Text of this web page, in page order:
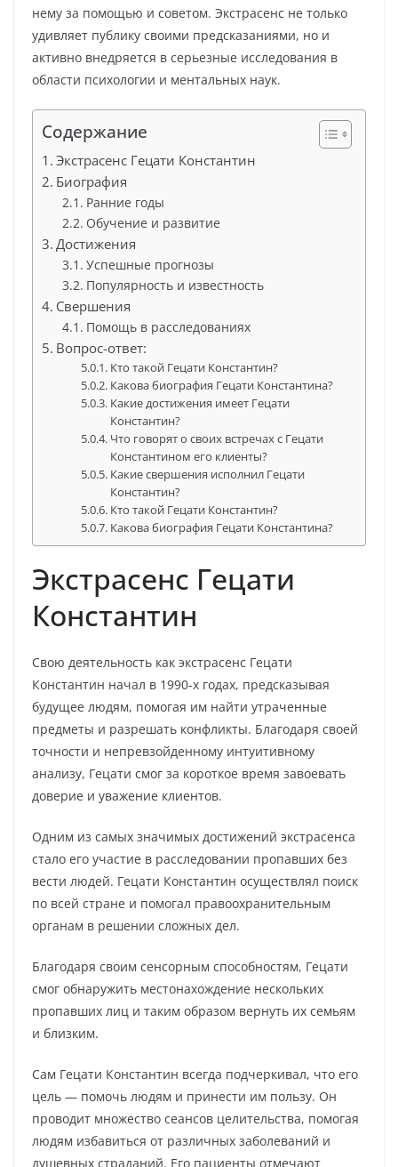
нему за помощью и советом. Экстрасенс не только
удивляет публику своими предсказаниями, но и
активно внедряется в серьезные исследования в
области психологии и ментальных наук.
Содержание
Экстрасенс Гецати Константин
Биография
Ранние годы
Обучение и развитие
Достижения
Успешные прогнозы
Популярность и известность
Свершения
Помощь в расследованиях
Вопрос-ответ:
Кто такой Гецати Константин?
Какова биография Гецати Константина?
Какие достижения имеет Гецати
Константин?
Что говорят о своих встречах с Гецати
Константином его клиенты?
Какие свершения исполнил Гецати
Константин?
Кто такой Гецати Константин?
Какова биография Гецати Константина?
Экстрасенс Гецати
Константин
Свою деятельность как экстрасенс Гецати
Константин начал в 1990-х годах, предсказывая
будущее людям, помогая им найти утраченные
предметы и разрешать конфликты. Благодаря своей
точности и непревзойденному интуитивному
анализу, Гецати смог за короткое время завоевать
доверие и уважение клиентов.
Одним из самых значимых достижений экстрасенса
стало его участие в расследовании пропавших без
вести людей. Гецати Константин осуществлял поиск
по всей стране и помогал правоохранительным
органам в решении сложных дел.
Благодаря своим сенсорным способностям, Гецати
смог обнаружить местонахождение нескольких
пропавших лиц и таким образом вернуть их семьям
и близким.
Сам Гецати Константин всегда подчеркивал, что его
цель — помочь людям и принести им пользу. Он
проводит множество сеансов целительства, помогая
людям избавиться от различных заболеваний и
душевных страданий. Его пациенты отмечают